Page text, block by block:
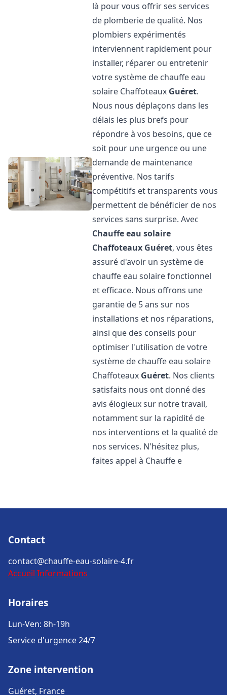
là pour vous offrir ses services
de plomberie de qualité. Nos
plombiers expérimentés
interviennent rapidement pour
installer, réparer ou entretenir
votre système de chauffe eau
solaire Chaffoteaux Guéret.
Nous nous déplaçons dans les
délais les plus brefs pour
répondre à vos besoins, que ce
soit pour une urgence ou une
demande de maintenance
préventive. Nos tarifs
compétitifs et transparents vous
permettent de bénéficier de nos
services sans surprise. Avec
Chauffe eau solaire
Chaffoteaux Guéret, vous êtes
assuré d'avoir un système de
chauffe eau solaire fonctionnel
et efficace. Nous offrons une
garantie de 5 ans sur nos
installations et nos réparations,
ainsi que des conseils pour
optimiser l'utilisation de votre
système de chauffe eau solaire
Chaffoteaux Guéret. Nos clients
satisfaits nous ont donné des
avis élogieux sur notre travail,
notamment sur la rapidité de
nos interventions et la qualité de
nos services. N'hésitez plus,
faites appel à Chauffe e
Contact
contact@chauffe-eau-solaire-4.fr
Accueil Informations
Horaires
Lun-Ven: 8h-19h
Service d'urgence 24/7
Zone intervention
Guéret, France